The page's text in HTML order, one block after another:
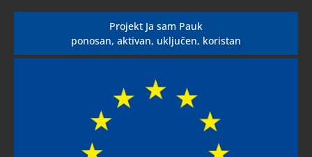
Projekt Ja sam Pauk
ponosan, aktivan, uključen, koristan